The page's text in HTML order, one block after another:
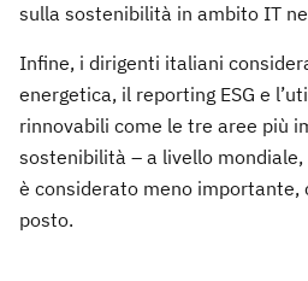
sulla sostenibilità in ambito IT
Infine, i dirigenti italiani
energetica, il reporting ESG e
rinnovabili come le tre aree più
sostenibilità – a livello mondiale,
è considerato meno importante,
posto.